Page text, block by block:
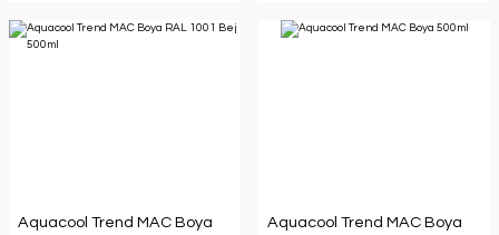
Aquacool Trend MAC Boya
Aquacool Trend MAC Boya